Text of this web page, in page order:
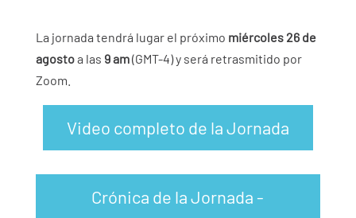
La jornada tendrá lugar el próximo miércoles 26 de
agostoa las 9 am(GMT-4) y será retrasmitido por
Zoom.
Video completo de la Jornada
Crónica de la Jornada -